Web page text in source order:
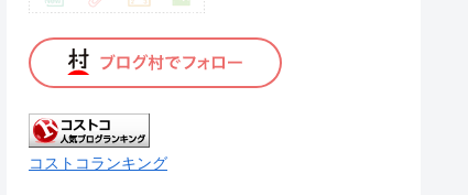
コストコランキング